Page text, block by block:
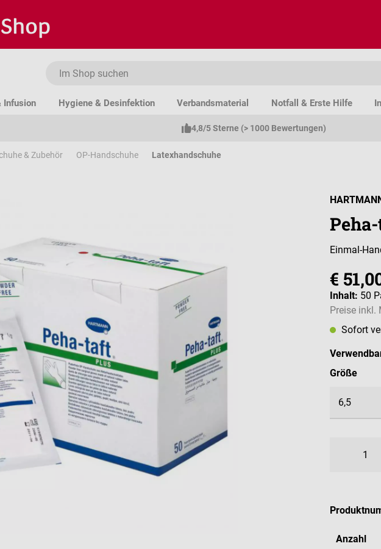
Infusion Hygiene & Desinfektion Verbandsmaterial Notfall & Erste Hilfe
4,8/5 Sterne (> 1000 Bewertungen)
& Zubehör OP-Handschuhe Latexhandschuhe
Einmal-
€
Inhalt: 50
Preise inkl.
Sofort
Größe
Anzahl